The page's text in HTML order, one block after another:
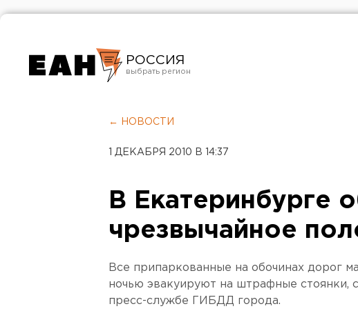
РОССИЯ
Челябинск
← НОВОСТИ
1 ДЕКАБРЯ 2010 В 14:37
В Екатеринбурге
чрезвычайное
Все припаркованные на обочинах дорог
ночью эвакуируют на штрафные стоянки,
пресс-службе ГИБДД города.